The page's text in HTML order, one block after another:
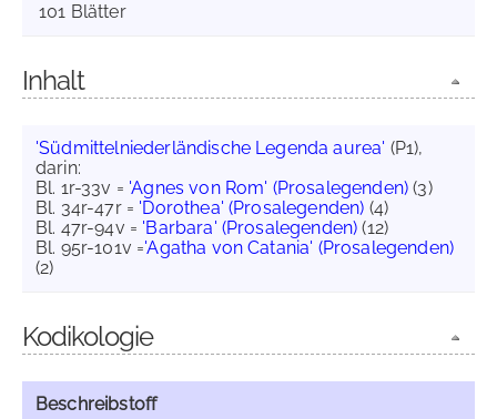
101 Blätter
Inhalt
'Südmittelniederländische Legenda aurea' (P1),
darin:
Bl. 1r-33v = 'Agnes von Rom' (Prosalegenden) (3)
Bl. 34r-47r = 'Dorothea' (Prosalegenden) (4)
Bl. 47r-94v = 'Barbara' (Prosalegenden) (12)
Bl. 95r-101v ='Agatha von Catania' (Prosalegenden)
(2)
Kodikologie
Beschreibstoff